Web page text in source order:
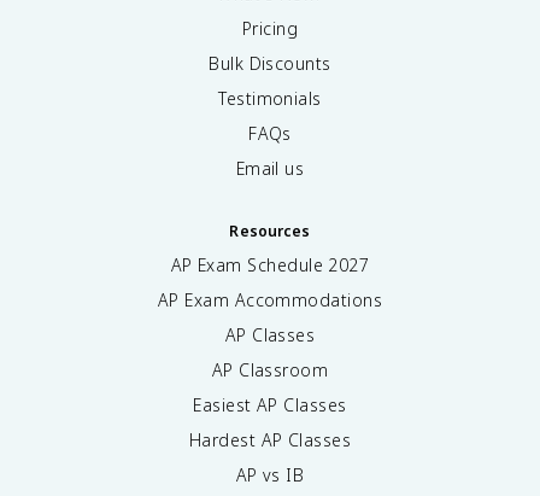
Pricing
Bulk Discounts
Testimonials
FAQs
Email us
Resources
AP Exam Schedule 2027
AP Exam Accommodations
AP Classes
AP Classroom
Easiest AP Classes
Hardest AP Classes
AP vs IB